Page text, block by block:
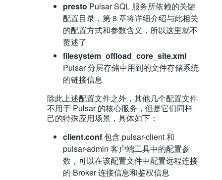
presto Pulsar SQL 服务所依赖的关键
配置目录，第 8 章将详细介绍与此相关
的配置方式和参数含义，所以这里就不
赘述了
filesystem_offload_core_site.xml
Pulsar 分层存储中用到的文件存储系统
的链接信息
除此上述配置文件之外，其他几个配置文件
不用于 Pulsar 的核心服务，但是它们同样
己的特殊应用场景，具体如下：
client.conf包含 pulsar-client 和
pulsar-admin 客户端工具中的配置参
数，可以在该配置文件中配置远程连接
的 Broker 连接信息和鉴权信息